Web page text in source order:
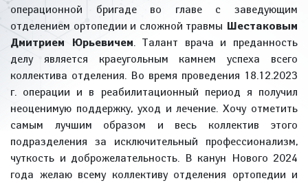
операционной бригаде во главе с заведующим
отделением ортопедии и сложной травмы Шестаковым
Дмитрием Юрьевичем. Талант врача и преданность
делу является краеугольным камнем успеха всего
коллектива отделения. Во время проведения 18.12.2023
г. операции и в реабилитационный период я получил
неоценимую поддержку, уход и лечение. Хочу отметить
самым лучшим образом и весь коллектив этого
подразделения за исключительный профессионализм,
чуткость и доброжелательность. В канун Нового 2024
года желаю всему коллективу отделения ортопедии и